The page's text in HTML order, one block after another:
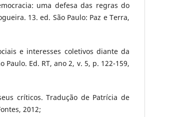
uma defesa das regras do
13. ed. São Paulo: Paz e Terra,
e interesses coletivos diante da
Paulo. Ed. RT, ano 2, v. 5, p. 122-159,
críticos. Tradução de Patrícia de
2012;